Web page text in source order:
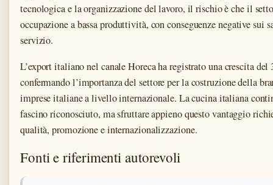
tecnologica e la organizzazione del lavoro, il rischio è che il
occupazione a bassa produttività, con conseguenze negative sui
servizio.
L’export italiano nel canale Horeca ha registrato una crescita
confermando l’importanza del settore per la costruzione della
imprese italiane a livello internazionale. La cucina italiana
fascino riconosciuto, ma sfruttare appieno questo vantaggio
qualità, promozione e internazionalizzazione.
Fonti e riferimenti autorevoli